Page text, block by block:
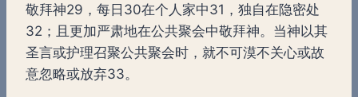
敬拜神29，每日30在个人家中31，独自在隐密处
32；且更加严肃地在公共聚会中敬拜神。当神以其
圣言或护理召聚公共聚会时，就不可漠不关心或故
意忽略或放弃33。